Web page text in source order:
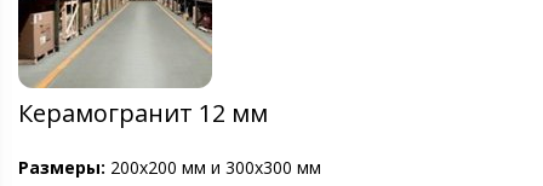
Керамогранит 12 мм
Размеры: 200х200 мм и 300х300 мм